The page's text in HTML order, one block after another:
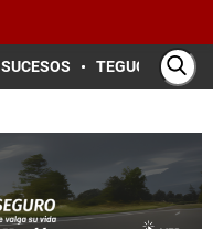
SUCESOS TEGUCIGALPA